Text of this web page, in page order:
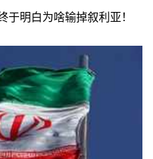
于明白为啥输掉叙利亚！